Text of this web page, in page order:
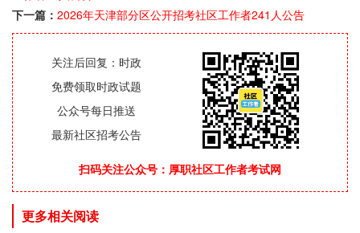
下一篇： 2026年天津部分区公开招考社区工作者241人公告
关注后回复：时政
免费领取时政试题
公众号每日推送
最新社区招考公告
扫码关注公众号：厚职社区工作者考试网
更多相关阅读